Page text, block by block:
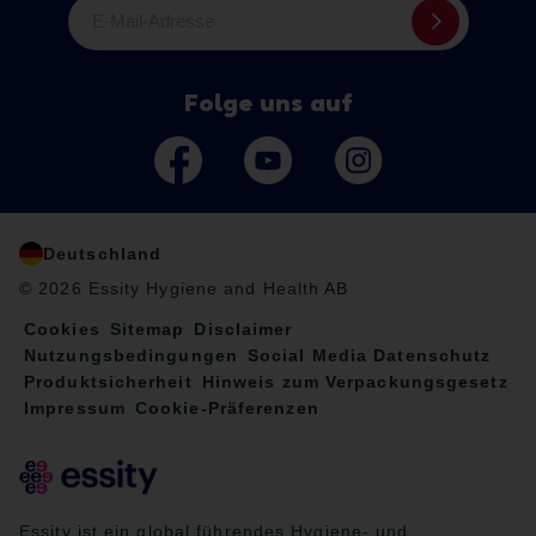
Folge uns auf
Deutschland
© 2026 Essity Hygiene and Health AB
Cookies Sitemap
Disclaimer
Nutzungsbedingungen
Social Media Datenschutz
Produktsicherheit
Hinweis zum Verpackungsgesetz
Impressum
Cookie-Präferenzen
Essity ist ein global führendes Hygiene- und